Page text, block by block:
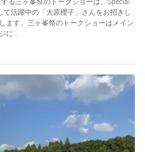
て活躍中の「大原櫻子」さんをお招きし
ます。三ヶ峯祭のトークショーはメイン
に...